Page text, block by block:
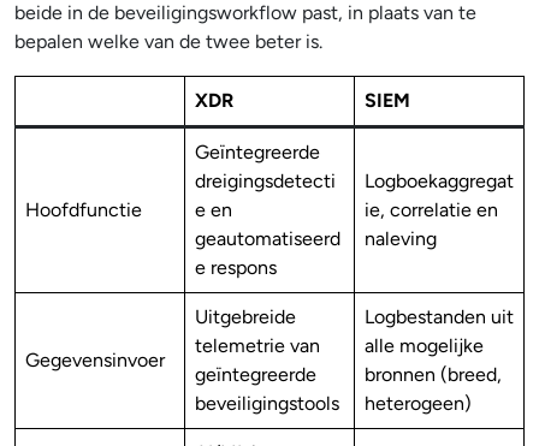
beide in de beveiligingsworkflow past, in plaats van te
bepalen welke van de twee beter is.
XDR SIEM
Hoofdfunctie
Geïntegreerde
dreigingsdetecti
e en
geautomatiseerd
e respons
Logboekaggregat
ie, correlatie en
naleving
Gegevensinvoer
Uitgebreide
telemetrie van
geïntegreerde
beveiligingstools
Logbestanden uit
alle mogelijke
bronnen (breed,
heterogeen)